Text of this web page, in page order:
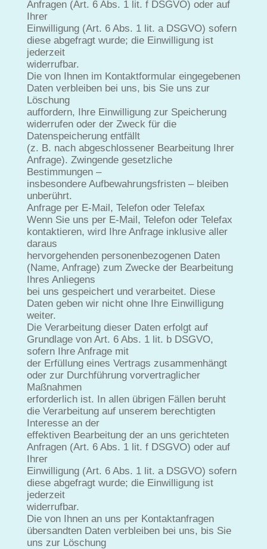
Anfragen (Art. 6 Abs. 1 lit. f DSGVO) oder auf
Ihrer
Einwilligung (Art. 6 Abs. 1 lit. a DSGVO) sofern
diese abgefragt wurde; die Einwilligung ist
jederzeit
widerrufbar.
Die von Ihnen im Kontaktformular eingegebenen
Daten verbleiben bei uns, bis Sie uns zur
Löschung
auffordern, Ihre Einwilligung zur Speicherung
widerrufen oder der Zweck für die
Datenspeicherung entfällt
(z. B. nach abgeschlossener Bearbeitung Ihrer
Anfrage). Zwingende gesetzliche
Bestimmungen –
insbesondere Aufbewahrungsfristen – bleiben
unberührt.
Anfrage per E-Mail, Telefon oder Telefax
Wenn Sie uns per E-Mail, Telefon oder Telefax
kontaktieren, wird Ihre Anfrage inklusive aller
daraus
hervorgehenden personenbezogenen Daten
(Name, Anfrage) zum Zwecke der Bearbeitung
Ihres Anliegens
bei uns gespeichert und verarbeitet. Diese
Daten geben wir nicht ohne Ihre Einwilligung
weiter.
Die Verarbeitung dieser Daten erfolgt auf
Grundlage von Art. 6 Abs. 1 lit. b DSGVO,
sofern Ihre Anfrage mit
der Erfüllung eines Vertrags zusammenhängt
oder zur Durchführung vorvertraglicher
Maßnahmen
erforderlich ist. In allen übrigen Fällen beruht
die Verarbeitung auf unserem berechtigten
Interesse an der
effektiven Bearbeitung der an uns gerichteten
Anfragen (Art. 6 Abs. 1 lit. f DSGVO) oder auf
Ihrer
Einwilligung (Art. 6 Abs. 1 lit. a DSGVO) sofern
diese abgefragt wurde; die Einwilligung ist
jederzeit
widerrufbar.
Die von Ihnen an uns per Kontaktanfragen
übersandten Daten verbleiben bei uns, bis Sie
uns zur Löschung